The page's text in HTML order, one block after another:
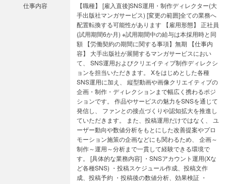
仕事内容
【職種】 [雇入直後]SNS運用・制作ディレクター(大
手出版社マンガサービス) [変更の範囲]全ての業務へ
配置転換する可能性があります 【雇用形態】 正社員
(試用期間6か月) ※試用期間中の給与は本採用時と同
額 【労働契約の期間に関する事項】無期 【仕事内
容】 大手出版社が展開するマンガサービスにおい
て、 SNS運用およびクリエイティブ制作ディレクシ
ョンを担当いただきます。 Xをはじめとした各種
SNS運用に加え、 縦型動画や画像クリエイティブの
企画・制作・ディレクションまで幅広く携わるポジ
ションです。 作品やサービスの魅力をSNSを通じて
発信し、 ファンとの接点づくりや認知拡大を推進し
ていただきます。 また、投稿運用だけではなく、 ユ
ーザー動向や数値分析をもとにした改善提案やプロ
モーション施策の企画などにも関わるため、 企画～
制作～運用～分析まで一貫して経験できる環境で
す。 [具体的な業務内容] ・SNSアカウント運用(Xな
ど各種SNS) ・投稿スケジュール作成、投稿文作
成、投稿予約 ・投稿後の数値分析、効果検証 ・